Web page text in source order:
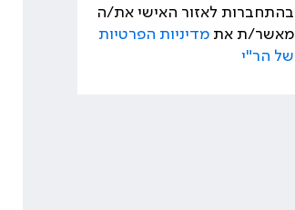
בהתחברות לאזור האישי את/ה
מאשר/ת אתמדיניות הפרטיות
של הר"י